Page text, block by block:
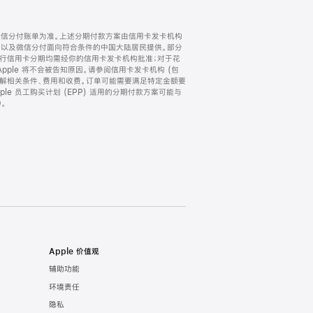
分付账单为准。上述分期付款方案由信用卡发卡机构
及微信分付面向符合条件的中国大陆居民提供。部分
用卡分期均需经你的信用卡发卡机构批准；对于花
将不会被告知原因。请参阅信用卡发卡机构 (包
相关条件、费用和收费。订单可能需要满足特定金额要
员工购买计划 (EPP) 适用的分期付款方案可能与
Apple 价值观
辅助功能
环境责任
隐私